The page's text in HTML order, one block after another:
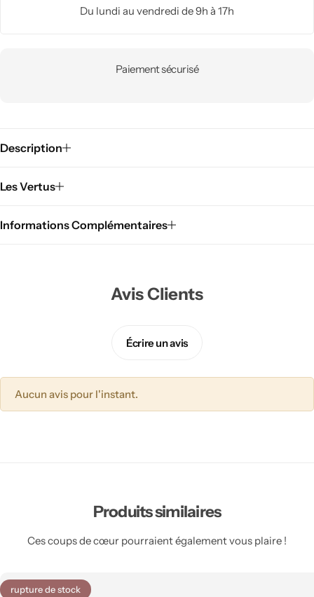
Du lundi au vendredi de 9h à 17h
Paiement sécurisé
Description
Les Vertus
Informations Complémentaires
Avis Clients
Écrire un avis
Aucun avis pour l'instant.
Produits similaires
Ces coups de cœur pourraient également vous plaire !
rupture de stock
Lampes minérales